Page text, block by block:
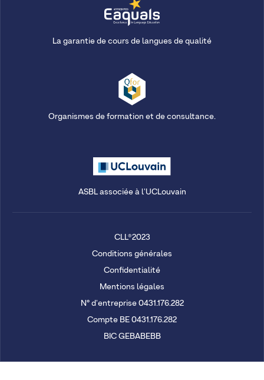
La garantie de cours de langues de qualité
Organismes de formation et de consultance.
ASBL associée à l'UCLouvain
CLL®2023
Conditions générales
Confidentialité
Mentions légales
N° d'entreprise 0431.176.282
Compte BE 0431.176.282
BIC GEBABEBB